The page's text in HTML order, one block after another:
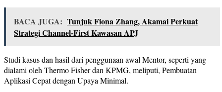
BACA JUGA: Tunjuk Fiona Zhang, Akamai Perkuat
Strategi Channel-First Kawasan APJ
Studi kasus dan hasil dari penggunaan awal Mentor, seperti yang
dialami oleh Thermo Fisher dan KPMG, meliputi, Pembuatan
Aplikasi Cepat dengan Upaya Minimal.